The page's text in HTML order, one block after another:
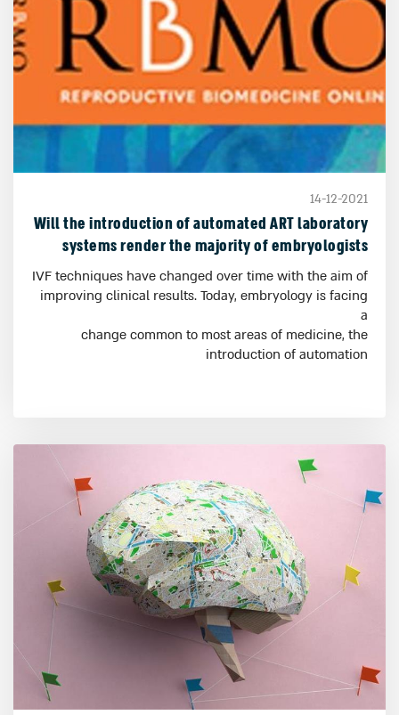
14-12-2021
Will the introduction of automated ART laboratory
systems render the majority of embryologists
redundant?
IVF techniques have changed over time with the aim of
improving clinical results. Today, embryology is facing
a
change common to most areas of medicine, the
introduction of automation